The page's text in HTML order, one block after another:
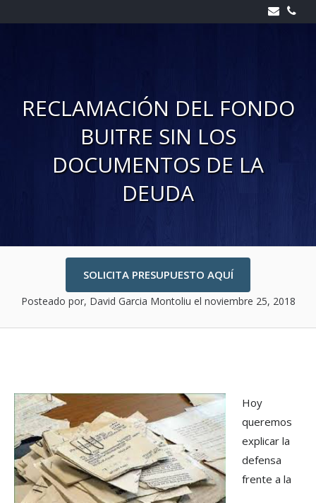
to
RECLAMACIÓN DEL FONDO
BUITRE SIN LOS
DOCUMENTOS DE LA
DEUDA
SOLICITA PRESUPUESTO AQUÍ
Posteado por, David Garcia Montoliu el noviembre 25, 2018
Hoy
queremos
explicar la
defensa
frente a la